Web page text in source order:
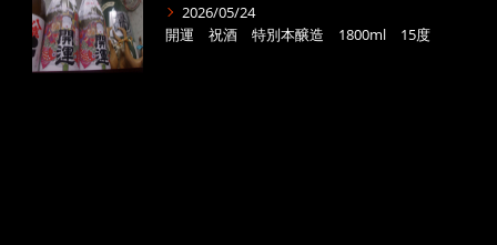
2026/05/24
開運 祝酒 特別本醸造 1800ml 15度